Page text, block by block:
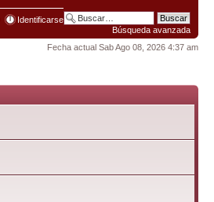
Búsqueda avanzada
Identificarse
Fecha actual Sab Ago 08, 2026 4:37 am